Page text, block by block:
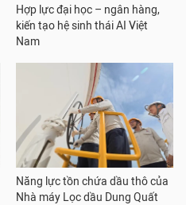
Hợp lực đại học – ngân hàng,
kiến tạo hệ sinh thái AI Việt
Nam
Năng lực tồn chứa dầu thô của
Nhà máy Lọc dầu Dung Quất